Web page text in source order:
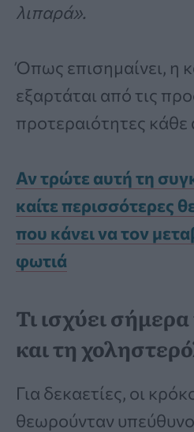
λιπαρά».
Όπως επισημαίνει, η
εξαρτάται από τις
προτεραιότητες
Αν τρώτε αυτή τη
καίτε περισσότερες
που κάνει να τον
φωτιά
Τι ισχύει
και τη
Για δεκαετίες, οι
θεωρούνταν